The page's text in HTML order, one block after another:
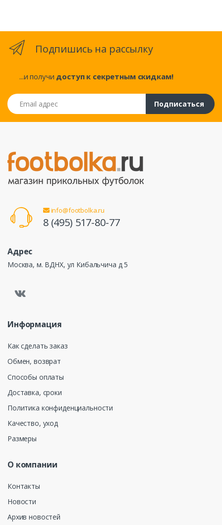
Подпишись на рассылку
...и получи доступ к секретным скидкам!
Email адрес
Подписаться
info@footbolka.ru
8 (495) 517-80-77
Адрес
Москва, м. ВДНХ, ул Кибальчича д 5
Информация
Как сделать заказ
Обмен, возврат
Способы оплаты
Доставка, сроки
Политика конфиденциальности
Качество, уход
Размеры
О компании
Контакты
Новости
Архив новостей